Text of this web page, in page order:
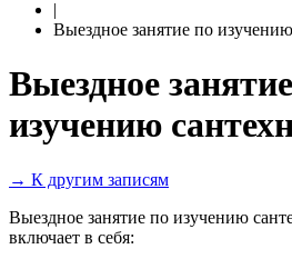
|
Выездное занятие по
Выездное
изучению
→ К другим записям
Выездное занятие по изучению
включает в себя: